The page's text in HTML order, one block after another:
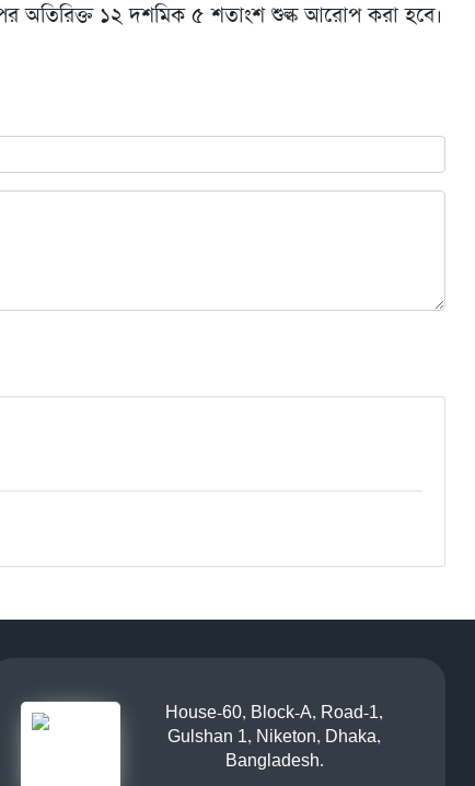
অতিরিক্ত ১২ দশমিক ৫ শতাংশ শুল্ক আরোপ করা হবে।
House-60, Block-A, Road-1,
Gulshan 1, Niketon, Dhaka,
Bangladesh.